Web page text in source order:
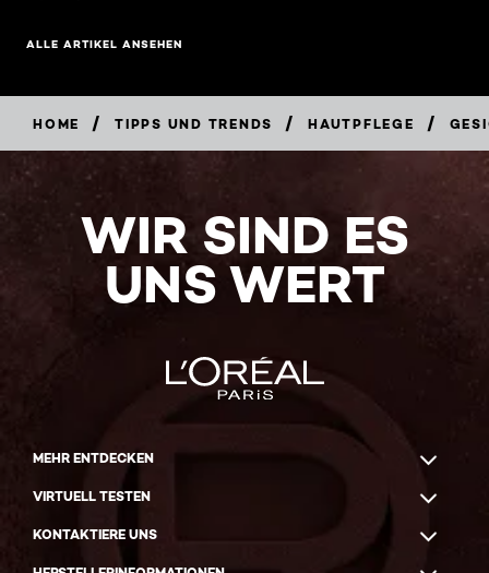
ALLE ARTIKEL ANSEHEN
HOME / TIPPS UND TRENDS / HAUTPFLEGE /
WIR SIND ES
UNS WERT
MEHR ENTDECKEN
VIRTUELL TESTEN
KONTAKTIERE UNS